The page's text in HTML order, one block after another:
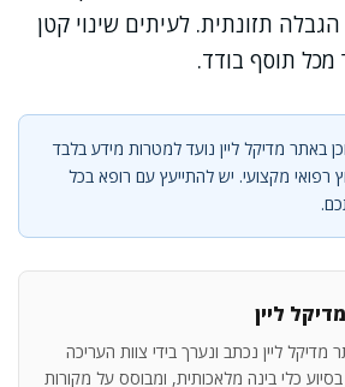
תזונתית. לעיתים שינוי קטן
תוסף בודד.
באתר מדיקל ליין נועד למטרות מידע בלבד
רפואי מקצועי. יש להתייעץ עם רופא בכל
ליין
מדיקל ליין נכתב ונערך בידי צוות העריכה
כלי בינה מלאכותית, ומבוסס על מקורות